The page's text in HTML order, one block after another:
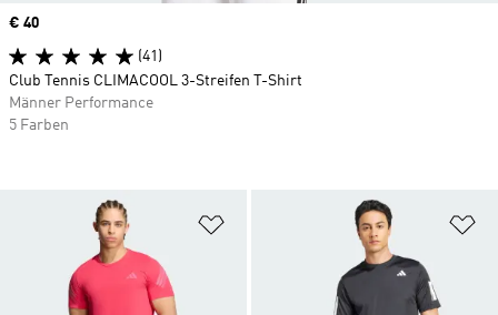
Zur Wunschliste hinzufügen
Price
€ 40
(41)
Club Tennis CLIMACOOL 3-Streifen T-Shirt
Männer Performance
5 Farben